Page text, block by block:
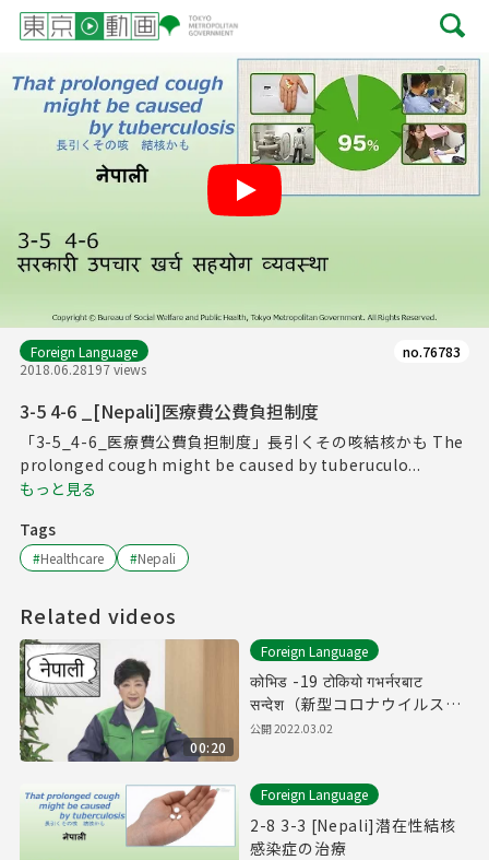
Foreign Language
2018.06.28197 views
no.76783
3-5 4-6 _[Nepali]医療費公費負担制度
「3-5_4-6_医療費公費負担制度」長引くその咳結核かも The
prolonged cough might be caused by tuberuculo...
もっと見る
Tags
#Healthcare #Nepali
Related videos
00:20
Foreign Language
कोभिड -19 टोकियो गभर्नरबाट
सन्देश（新型コロナウイルスに
関する知事メッセージ（ネパ
公開2022.03.02
Foreign Language
2-8 3-3 [Nepali]潜在性結核
感染症の治療